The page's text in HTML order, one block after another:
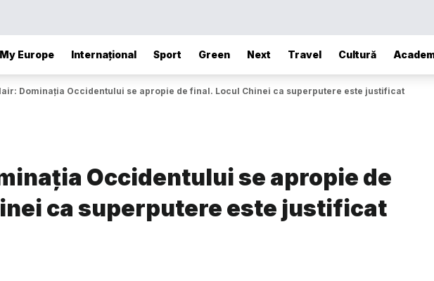
My Europe Internațional Sport Green Next Travel Cultură
Dominația Occidentului se apropie de final. Locul Chinei ca superputere este justificat
Occidentului se apropie de
ca superputere este justificat